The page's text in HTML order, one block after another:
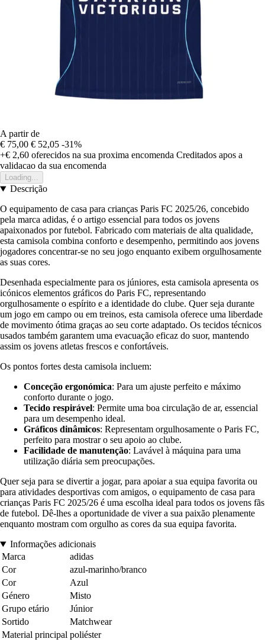
A partir de
€ 75,00 € 52,05 -31%
+€ 2,60 oferecidos na sua proxima encomenda Creditados apos a
validacao da sua encomenda
Loading...
Descrição
O equipamento de casa para crianças Paris FC 2025/26, concebido
pela marca adidas, é o artigo essencial para todos os jovens
apaixonados por futebol. Fabricado com materiais de alta qualidade,
esta camisola combina conforto e desempenho, permitindo aos jovens
jogadores concentrar-se no seu jogo enquanto exibem orgulhosamente
as suas cores.
Desenhada especialmente para os júniores, esta camisola apresenta os
icónicos elementos gráficos do Paris FC, representando
orgulhosamente o espírito e a identidade do clube. Quer seja durante
um jogo em campo ou em treinos, esta camisola oferece uma liberdade
de movimento ótima graças ao seu corte adaptado. Os tecidos técnicos
usados também garantem uma evacuação eficaz do suor, mantendo
assim os jovens atletas frescos e confortáveis.
Os pontos fortes desta camisola incluem:
Conceção ergonómica: Para um ajuste perfeito e máximo
conforto durante o jogo.
Tecido respirável: Permite uma boa circulação de ar, essencial
para um desempenho ideal.
Gráficos dinâmicos: Representam orgulhosamente o Paris FC,
perfeito para mostrar o seu apoio ao clube.
Facilidade de manutenção: Lavável à máquina para uma
utilização diária sem preocupações.
Quer seja para se divertir a jogar, para apoiar a sua equipa favorita ou
para atividades desportivas com amigos, o equipamento de casa para
crianças Paris FC 2025/26 é uma escolha ideal para todos os jovens fãs
de futebol. Dê-lhes a oportunidade de viver a sua paixão plenamente
enquanto mostram com orgulho as cores da sua equipa favorita.
Informações adicionais
Marca
adidas
Cor
azul-marinho/branco
Cor
Azul
Género
Misto
Grupo etário
Júnior
Sortido
Matchwear
Material principal poliéster